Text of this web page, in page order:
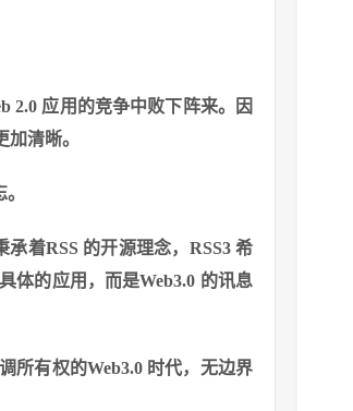
2.0 应用的竞争中败下阵来。因
清晰。
着RSS 的开源理念，RSS3 希
体的应用，而是Web3.0 的讯息
所有权的Web3.0 时代，无边界